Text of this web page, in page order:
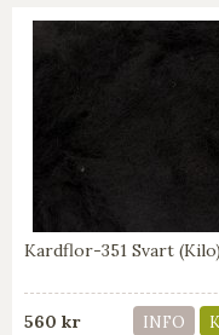
Kardflor-351 Svart (Kilo)
560 kr INFO